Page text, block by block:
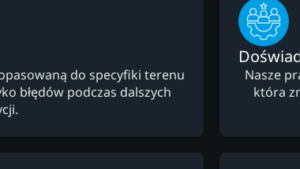
do specyfiki terenu
błędów podczas dalszych
Nasze
która